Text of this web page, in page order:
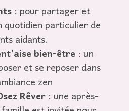
: pour partager et
quotidien particulier de
aidants.
bien-être: un
et se reposer dans
zen
Rêver: une après-